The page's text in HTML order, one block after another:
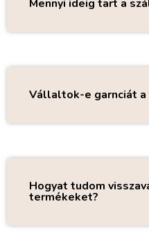
Mennyi ideig tart a
Vállaltok-e garnciát a
Hogyat tudom
termékeket?